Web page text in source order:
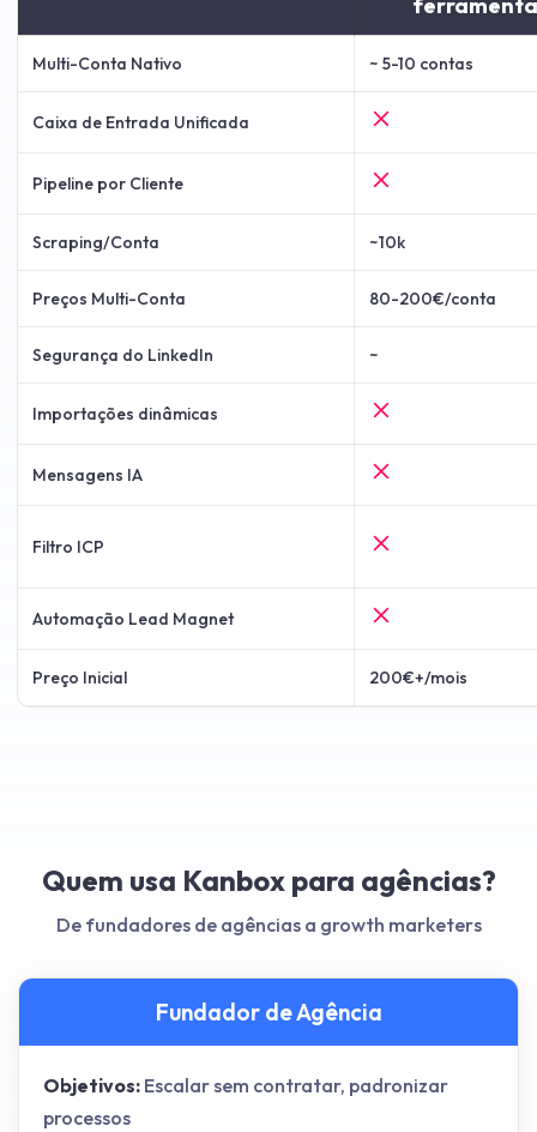
Multi-Conta Nativo ~ 5-10 contas
Caixa de Entrada Unificada
Pipeline por Cliente
Scraping/Conta ~10k
Preços Multi-Conta 80-200€/conta
Segurança do LinkedIn ~
Importações dinâmicas
Mensagens IA
Filtro ICP
Automação Lead Magnet
Preço Inicial 200€+/mois
Quem usa Kanbox para agências?
De fundadores de agências a growth marketers
Fundador de Agência
Objetivos: Escalar sem contratar, padronizar
processos